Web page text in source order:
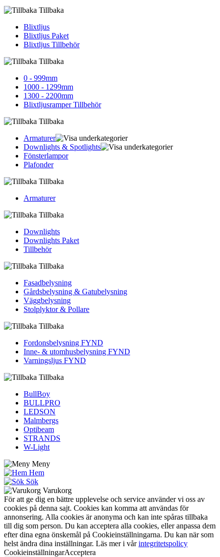
Tillbaka
Blixtljus
Blixtljus Paket
Blixtljus Tillbehör
Tillbaka
0 - 999mm
1000 - 1299mm
1300 - 2200mm
Blixtljusramper Tillbehör
Tillbaka
Armaturer
Downlights & Spotlights
Fönsterlampor
Plafonder
Tillbaka
Armaturer
Tillbaka
Downlights
Downlights Paket
Tillbehör
Tillbaka
Fasadbelysning
Gårdsbelysning & Gatubelysning
Väggbelysning
Stolplyktor & Pollare
Tillbaka
Fordons­belysning FYND
Inne- & utomhus­belysning FYND
Varningsljus FYND
Tillbaka
BullBoy
BULLPRO
LEDSON
Malmbergs
Optibeam
STRANDS
W-Light
Meny
Hem
Sök
Varukorg
För att ge dig en bättre upplevelse och service använder vi oss av
cookies på denna sajt. Cookies kan komma att användas för
annonsering. Alla cookies är anonyma och kan inte spåras tillbaka
till dig som person. Du kan acceptera alla cookies, eller anpassa dem
efter dina egna önskemål på Cookieinställningarna. Du kan när som
helst ändra dina inställningar. Läs mer i vårintegritetspolicy
CookieinställningarAcceptera